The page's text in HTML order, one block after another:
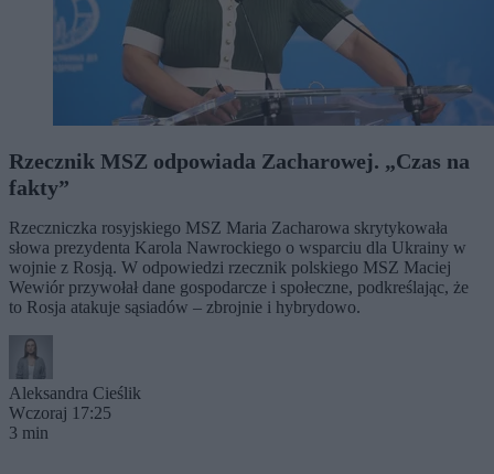
Rzecznik MSZ odpowiada Zacharowej. „Czas na
fakty”
Rzeczniczka rosyjskiego MSZ Maria Zacharowa skrytykowała
słowa prezydenta Karola Nawrockiego o wsparciu dla Ukrainy w
wojnie z Rosją. W odpowiedzi rzecznik polskiego MSZ Maciej
Wewiór przywołał dane gospodarcze i społeczne, podkreślając, że
to Rosja atakuje sąsiadów – zbrojnie i hybrydowo.
Aleksandra Cieślik
Wczoraj 17:25
3 min